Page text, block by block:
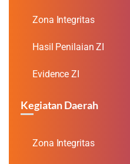
Zona Integritas
Hasil Penilaian ZI
Evidence ZI
Kegiatan Daerah
Zona Integritas